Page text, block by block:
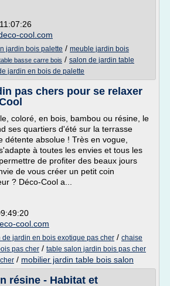
cool.com
jardin bois palette / meuble jardin bois
basse carre bois / salon de jardin table
jardin en bois de palette
pas chers pour se relaxer
coloré, en bois, bambou ou résine, le
ses quartiers d'été sur la terrasse
détente absolue ! Très en vogue,
à toutes les envies et tous les
de profiter des beaux jours
de vous créer un petit coin
? Déco-Cool a...
cool.com
de jardin en bois exotique pas cher / chaise
pas cher / table salon jardin bois pas cher
/ mobilier jardin table bois salon
résine - Habitat et